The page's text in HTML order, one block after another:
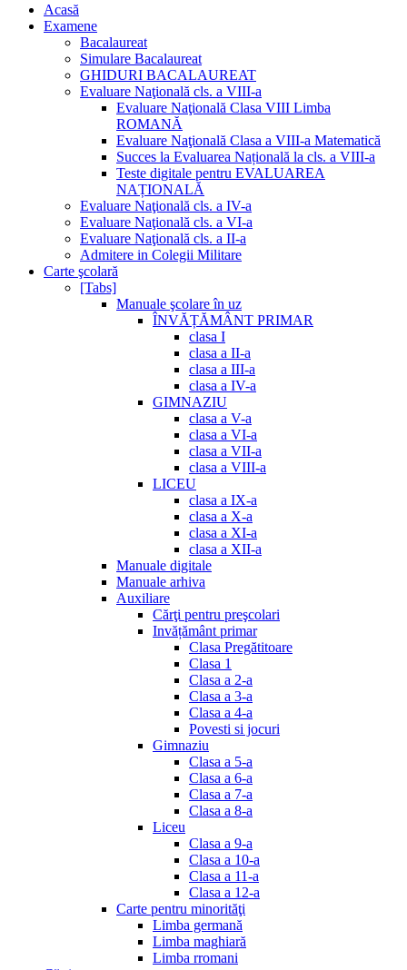
Acasă
Examene
Bacalaureat
Simulare Bacalaureat
GHIDURI BACALAUREAT
Evaluare Naţională cls. a VIII-a
Evaluare Naţională Clasa VIII Limba
ROMANĂ
Evaluare Naţională Clasa a VIII-a Matematică
Succes la Evaluarea Națională la cls. a VIII-a
Teste digitale pentru EVALUAREA
NAȚIONALĂ
Evaluare Naţională cls. a IV-a
Evaluare Naţională cls. a VI-a
Evaluare Naţională cls. a II-a
Admitere in Colegii Militare
Carte şcolară
[Tabs]
Manuale şcolare în uz
ÎNVĂȚĂMÂNT PRIMAR
clasa I
clasa a II-a
clasa a III-a
clasa a IV-a
GIMNAZIU
clasa a V-a
clasa a VI-a
clasa a VII-a
clasa a VIII-a
LICEU
clasa a IX-a
clasa a X-a
clasa a XI-a
clasa a XII-a
Manuale digitale
Manuale arhiva
Auxiliare
Cărţi pentru preşcolari
Invățământ primar
Clasa Pregătitoare
Clasa 1
Clasa a 2-a
Clasa a 3-a
Clasa a 4-a
Povesti si jocuri
Gimnaziu
Clasa a 5-a
Clasa a 6-a
Clasa a 7-a
Clasa a 8-a
Liceu
Clasa a 9-a
Clasa a 10-a
Clasa a 11-a
Clasa a 12-a
Carte pentru minorităţi
Limba germană
Limba maghiară
Limba rromani